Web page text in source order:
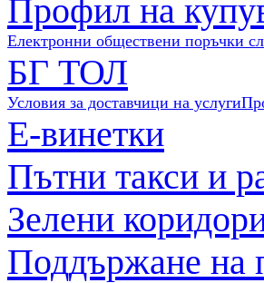
Профил на
Електронни обществени поръчки
БГ ТОЛ
Условия за доставчици на услуги
Е-винетки
Пътни такси и
Зелени
Поддържане на